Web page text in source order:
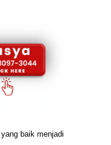
baik menjadi